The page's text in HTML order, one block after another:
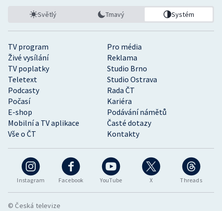
Instagram Facebook YouTube X Threads
TV program
Pro média
Živé vysílání
Reklama
TV poplatky
Studio Brno
Teletext
Studio Ostrava
Podcasty
Rada ČT
Počasí
Kariéra
E-shop
Podávání námětů
Mobilní a TV aplikace
Časté dotazy
Vše o ČT
Kontakty
Světlý Tmavý Systém
© Česká televize